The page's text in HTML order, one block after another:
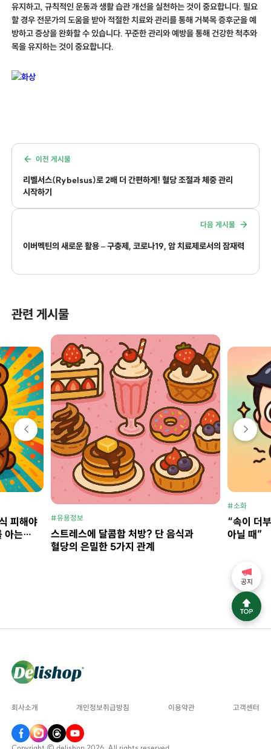
유지하고, 규칙적인 운동과 생활 습관 개선을 실천하는 것이 중요합니다. 필요
할 경우 전문가의 도움을 받아 적절한 치료와 관리를 통해 거북목 증후군을 예
방하고 증상을 완화할 수 있습니다. 꾸준한 관리와 예방을 통해 건강한 척추와
목을 유지하는 것이 중요합니다.
이전 게시물
리벨서스(Rybelsus)로 2배 더 간편하게! 혈당 조절과 체중 관리
시작하기
다음 게시물
이버멕틴의 새로운 활용 – 구충제, 코로나19, 암 치료제로서의 잠재력
관련 게시물
피해야
아는
#유용정보
스트레스에 달콤함 처방? 단 음식과
혈당의 은밀한 5가지 관계
#소화
“속이 더
아닐 때”
회사소개 개인정보취급방침 이용약관 고객센터
공지